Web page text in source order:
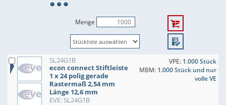
Menge
SL24G1B
econ connect Stiftleiste
1 x 24 polig gerade
Rastermaß 2,54 mm
Länge 12,6 mm
EVE: SL24G1B
VPE: 1.000 Stück
MBM: 1.000 Stück und nur
volle VE